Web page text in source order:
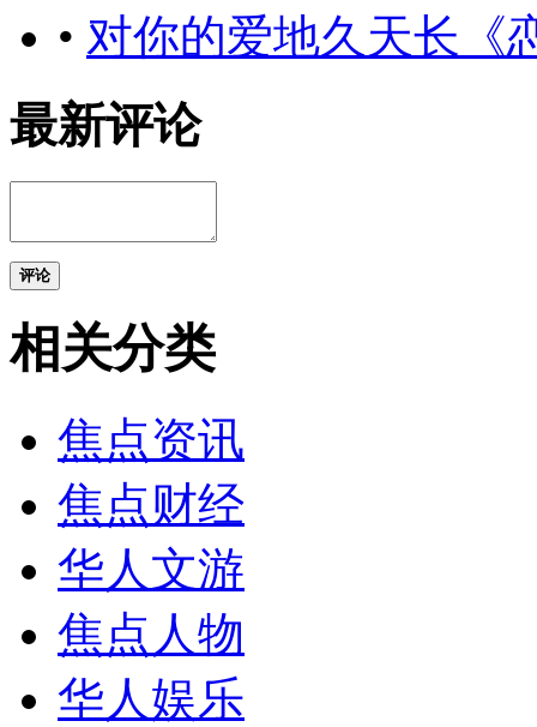
• 对你的爱地久天长《
最新评论
评论
相关分类
焦点资讯
焦点财经
华人文游
焦点人物
华人娱乐